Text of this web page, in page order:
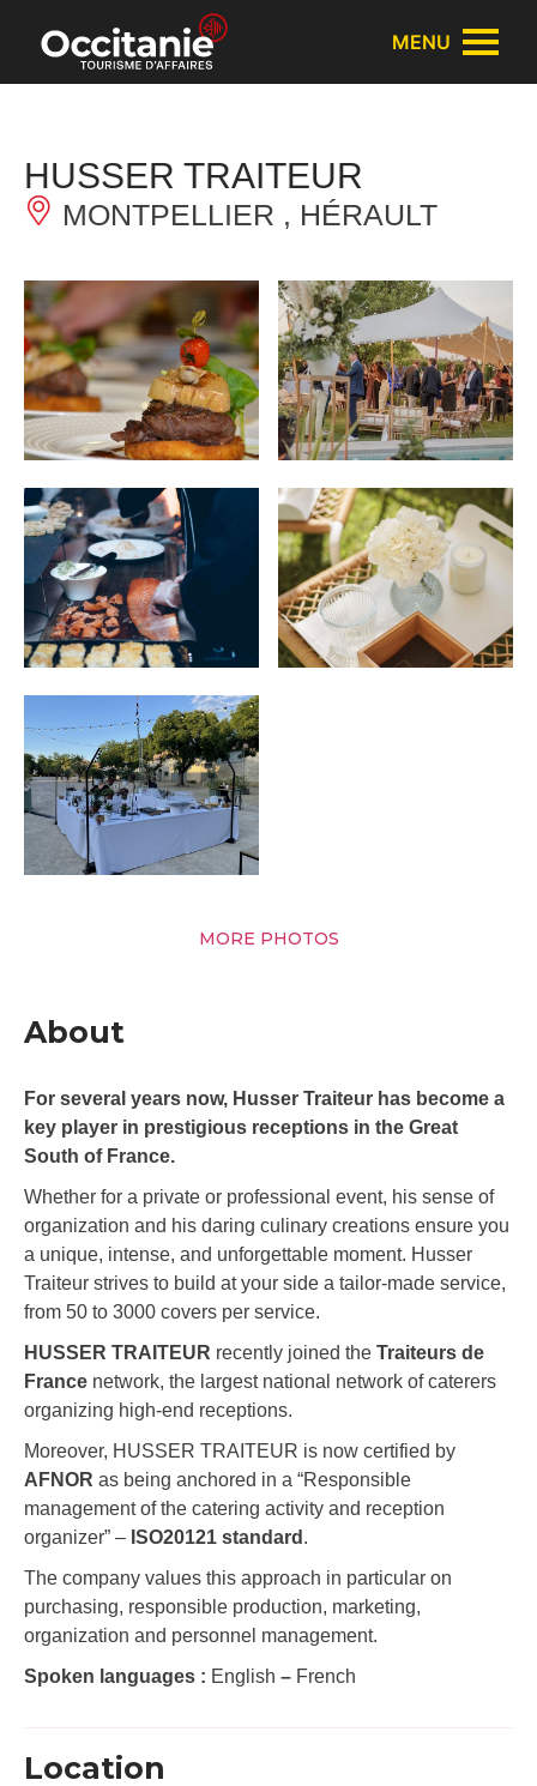
Cookies management panel
MENU
HUSSER TRAITEUR
MONTPELLIER , HÉRAULT
MORE PHOTOS
About
For several years now, Husser Traiteur has become a
key player in prestigious receptions in the Great
South of France.
Whether for a private or professional event, his sense of
organization and his daring culinary creations ensure you
a unique, intense, and unforgettable moment. Husser
Traiteur strives to build at your side a tailor-made service,
from 50 to 3000 covers per service.
HUSSER TRAITEUR recently joined the Traiteurs de
France network, the largest national network of caterers
organizing high-end receptions.
Moreover, HUSSER TRAITEUR is now certified by
AFNOR as being anchored in a “Responsible
management of the catering activity and reception
organizer” – ISO20121 standard .
The company values this approach in particular on
purchasing, responsible production, marketing,
organization and personnel management.
Spoken languages : English – French
Location